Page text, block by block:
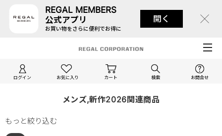
REGAL MEMBERS
公式アプリ
お買い物をさらに便利でお得に
開く
ログイン お気に入り カート 検索 お問合せ
メンズ,新作2026関連商品
もっと絞り込む